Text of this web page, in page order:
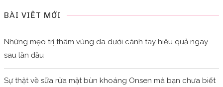
BÀI VIẾT MỚI
Những mẹo trị thâm vùng da dưới cánh tay hiệu quả ngay
sau lần đầu
Sự thật về sữa rửa mặt bùn khoáng Onsen mà bạn chưa biết